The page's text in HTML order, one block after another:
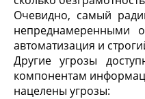
Очевидно, самый
непреднамеренными
автоматизация и
Другие угрозы
компонентам
нацелены угрозы: